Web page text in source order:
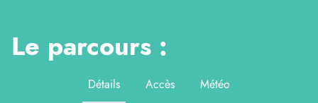
Le parcours :
Détails Accès
Météo